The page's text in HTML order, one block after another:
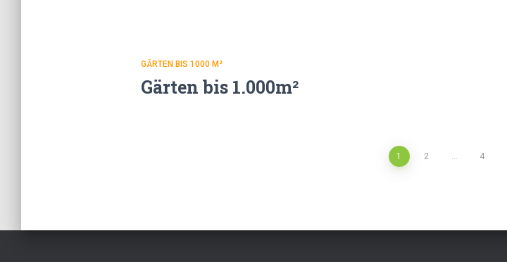
GÄRTEN BIS 1000 M²
Gärten bis 1.000m²
1 2 … 4